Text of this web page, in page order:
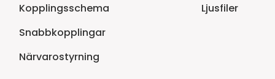
Kopplingsschema
Snabbkopplingar
Närvarostyrning
Ljusfiler